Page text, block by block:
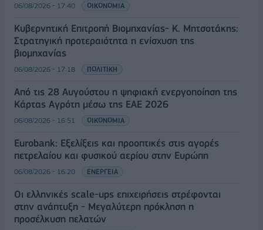
06/08/2026 - 17:40 ΟΙΚΟΝΟΜΙΑ
Κυβερνητική Επιτροπή Βιομηχανίας- Κ. Μητσοτάκης:
Στρατηγική προτεραιότητα η ενίσχυση της
βιομηχανίας
06/08/2026 - 17:18 ΠΟΛΙΤΙΚΗ
Από τις 28 Αυγούστου η ψηφιακή ενεργοποίηση της
Κάρτας Αγρότη μέσω της ΕΑΕ 2026
06/08/2026 - 16:51 ΟΙΚΟΝΟΜΙΑ
Eurobank: Εξελίξεις και προοπτικές στις αγορές
πετρελαίου και φυσικού αερίου στην Ευρώπη
06/08/2026 - 16:20 ΕΝΕΡΓΕΙΑ
Οι ελληνικές scale-ups επιχειρήσεις στρέφονται
στην ανάπτυξη - Μεγαλύτερη πρόκληση η
προσέλκυση πελατών